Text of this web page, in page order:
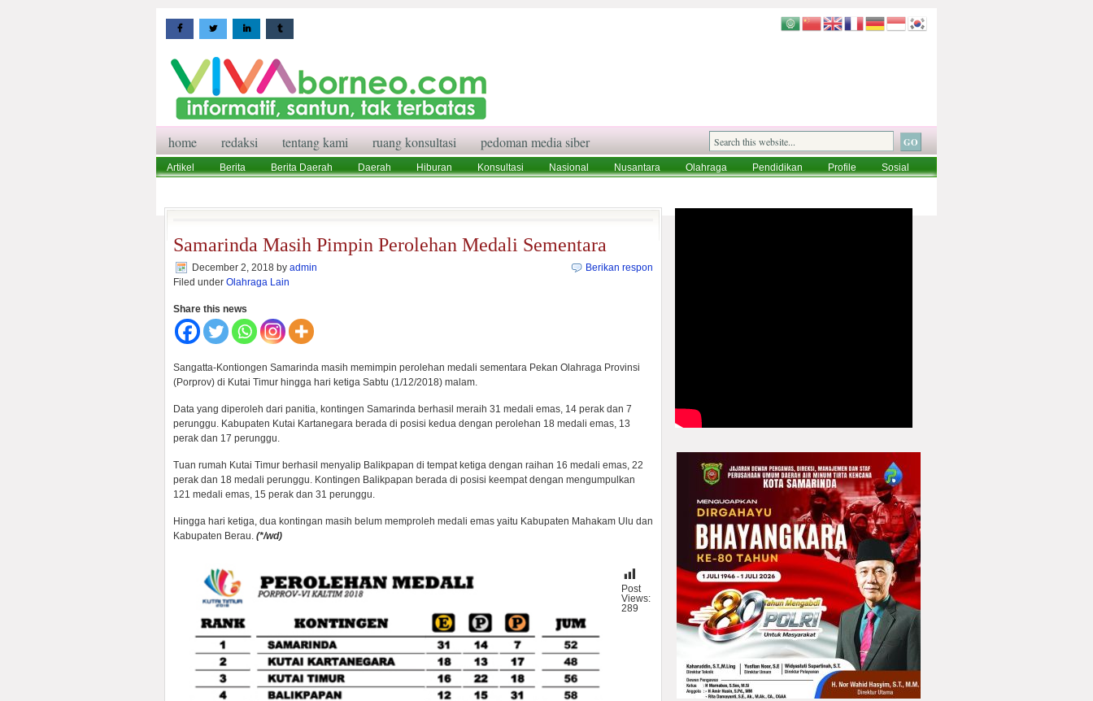
home redaksi tentang kami ruang konsultasi pedoman media siber
Artikel Berita Berita Daerah Daerah Hiburan Konsultasi Nasional Nusantara Olahraga Pendidikan Profile
Sosial
Samarinda Masih Pimpin Perolehan Medali Sementara
December 2, 2018 by admin
Filed under Olahraga Lain
Berikan respon
Share this news
Sangatta-Kontiongen Samarinda masih memimpin perolehan medali sementara Pekan Olahraga Provinsi
(Porprov) di Kutai Timur hingga hari ketiga Sabtu (1/12/2018) malam.
Data yang diperoleh dari panitia, kontingen Samarinda berhasil meraih 31 medali emas, 14 perak dan 7
perunggu. Kabupaten Kutai Kartanegara berada di posisi kedua dengan perolehan 18 medali emas, 13
perak dan 17 perunggu.
Tuan rumah Kutai Timur berhasil menyalip Balikpapan di tempat ketiga dengan raihan 16 medali emas, 22
perak dan 18 medali perunggu. Kontingen Balikpapan berada di posisi keempat dengan mengumpulkan
121 medali emas, 15 perak dan 31 perunggu.
Hingga hari ketiga, dua kontingan masih belum memproleh medali emas yaitu Kabupaten Mahakam Ulu dan
Kabupaten Berau. (*/wd)
Post
Views:
289